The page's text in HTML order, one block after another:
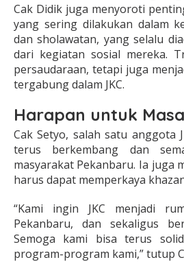
Cak Didik juga menyoroti
yang sering dilakukan dalam
dan sholawatan, yang selalu
dari kegiatan sosial mereka.
persaudaraan, tetapi juga
tergabung dalam JKC.
Harapan untuk
Cak Setyo, salah satu anggota
terus berkembang dan
masyarakat Pekanbaru. Ia juga
harus dapat memperkaya
“Kami ingin JKC menjadi
Pekanbaru, dan sekaligus
Semoga kami bisa terus
program-program kami,” tutup